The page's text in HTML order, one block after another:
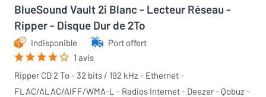
BlueSound Vault 2i Blanc - Lecteur Réseau -
Ripper - Disque Dur de 2To
Indisponible
Port offert
1 avis
Ripper CD 2 To - 32 bits / 192 kHz - Ethernet -
FLAC/ALAC/AIFF/WMA-L - Radios Internet - Deezer - Qobuz -